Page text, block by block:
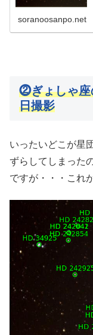
soranoosanpo.net
⓶ぎょしゃ
日撮影
いったいどこが星
ずらしてしまった
ですが・・・これ